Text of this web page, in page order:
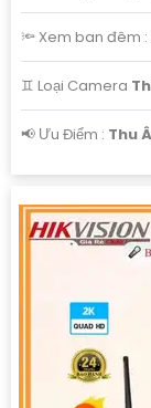
🔦 Xem ban đêm :
♊ Loại Camera
️📢 Ưu Điểm : Thu